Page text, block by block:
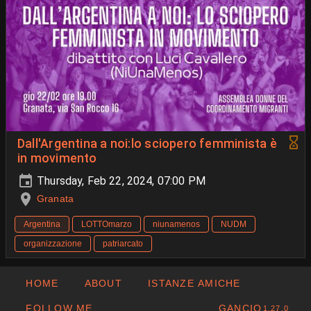
Dall'Argentina a noi:lo sciopero femminista è
in movimento
Thursday, Feb 22, 2024, 07:00 PM
Granata
Argentina LOTTOmarzo niunamenos
NUDM
organizzazione
patriarcato
HOME ABOUT ISTANZE AMICHE
FOLLOW ME GANCIO 1.27.0